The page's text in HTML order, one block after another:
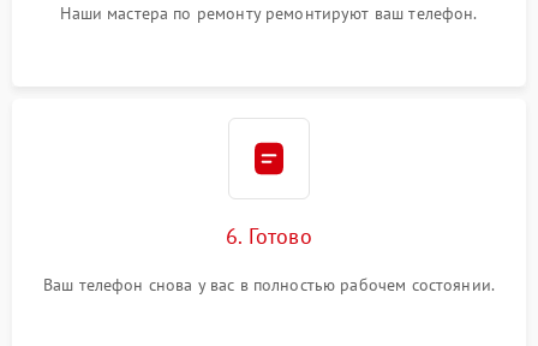
Наши мастера по ремонту ремонтируют ваш телефон.
6. Готово
Ваш телефон снова у вас в полностью рабочем состоянии.